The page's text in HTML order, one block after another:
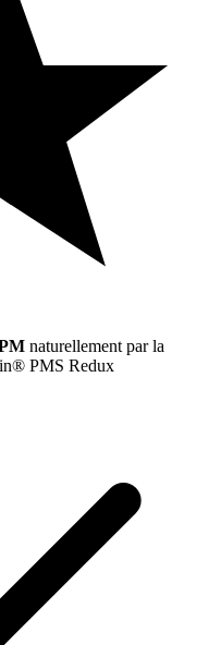
naturellement par la
PMS Redux